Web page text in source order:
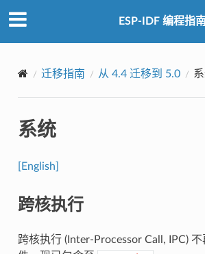
ESP-IDF 编程指南
迁移指南 从 4.4 迁移到 5.0
系统
[English]
跨核执行
跨核执行 (Inter-Processor Call, IPC)